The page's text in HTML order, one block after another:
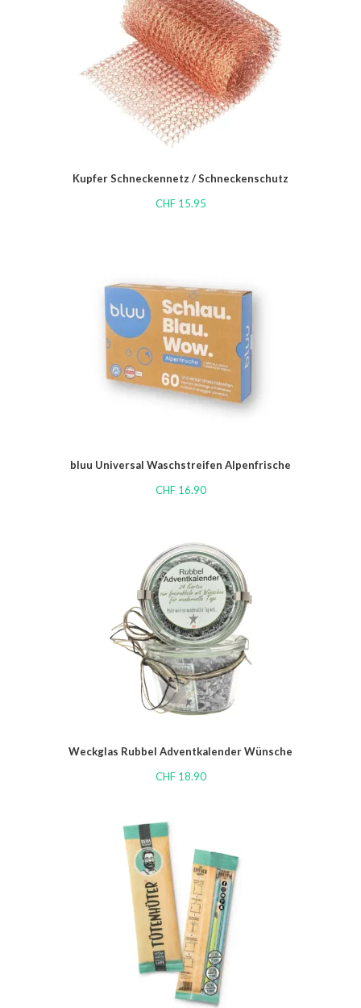
Kupfer Schneckennetz / Schneckenschutz
CHF15.95
bluu Universal Waschstreifen Alpenfrische
CHF16.90
Weckglas Rubbel Adventkalender Wünsche
CHF18.90